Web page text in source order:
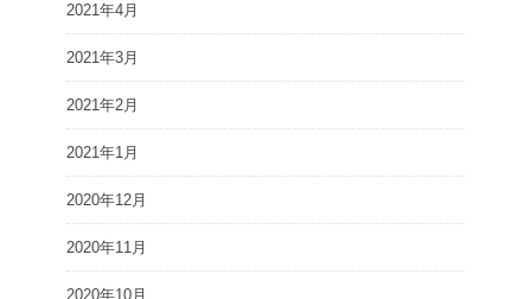
2021年4月
2021年3月
2021年2月
2021年1月
2020年12月
2020年11月
2020年10月